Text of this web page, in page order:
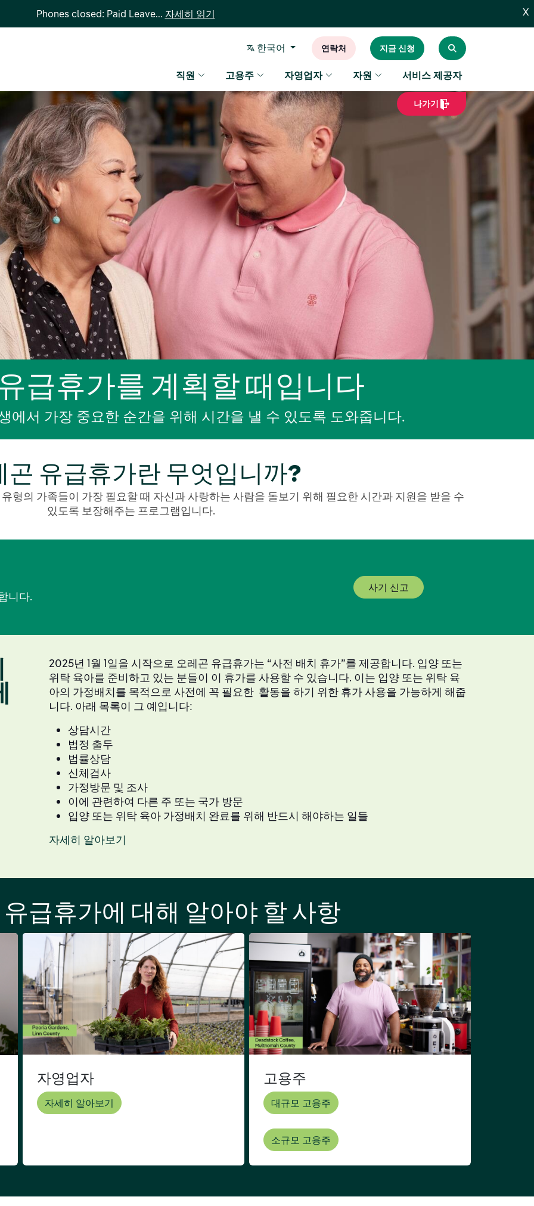
Phones closed: Paid Leave... 자세히 읽기 X
한국어 연락처 지금 신청
직원 고용주 자영업자 자원 서비스 제공자
나가기
급휴가를 계획할 때입니다
에서 가장 중요한 순간을 위해 시간을 낼 수 있도록 도와줍니다.
곤 유급휴가란 무엇입니까?
형의 가족들이 가장 필요할 때 자신과 사랑하는 사람을 돌보기 위해 필요한 시간과 지원을 받을 수
있도록 보장해주는 프로그램입니다.
니다.
사기 신고
2025년 1월 1일을 시작으로 오레곤 유급휴가는 “사전 배치 휴가”를 제공합니다. 입양 또는
위탁 육아를 준비하고 있는 분들이 이 휴가를 사용할 수 있습니다. 이는 입양 또는 위탁 육
아의 가정배치를 목적으로 사전에 꼭 필요한 활동을 하기 위한 휴가 사용을 가능하게 해줍
니다. 아래 목록이 그 예입니다:
상담시간
법정 출두
법률상담
신체검사
가정방문 및 조사
이에 관련하여 다른 주 또는 국가 방문
입양 또는 위탁 육아 가정배치 완료를 위해 반드시 해야하는 일들
자세히 알아보기
급휴가에 대해 알아야 할 사항
자영업자
자세히 알아보기
고용주
대규모 고용주
소규모 고용주